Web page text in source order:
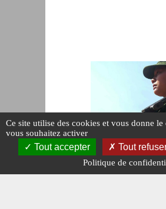
Ce site utilise des cookies et vous donne
vous souhaitez activer
Tout accepter Tout
Politique de